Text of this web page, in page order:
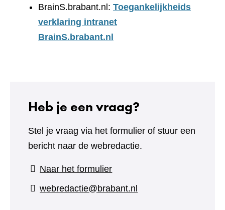
BrainS.brabant.nl: Toegankelijkheids
verklaring intranet
BrainS.brabant.nl
Heb je een vraag?
Stel je vraag via het formulier of stuur een
bericht naar de webredactie.
Naar het formulier(verwijst
naar
webredactie@brabant.nl